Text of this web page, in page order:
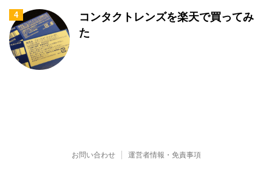
4
コンタクトレンズを楽天で買ってみ
た
お問い合わせ 運営者情報・免責事項